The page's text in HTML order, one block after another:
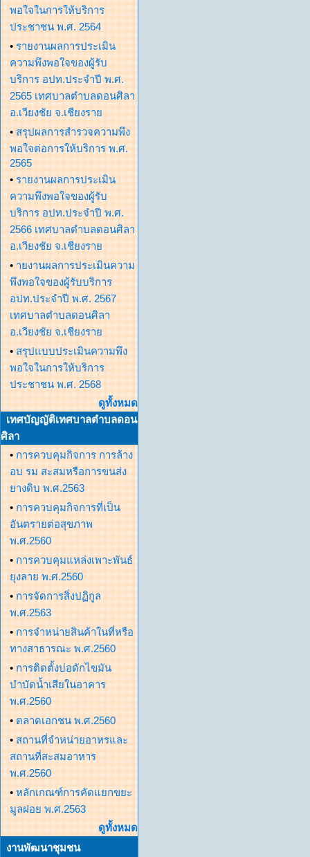
พอใจในการให้บริการ
ประชาชน พ.ศ. 2564
• รายงานผลการประเมิน
ความพึงพอใจของผู้รับ
บริการ อปท.ประจำปี พ.ศ.
2565 เทศบาลตำบลดอนศิลา
อ.เวียงชัย จ.เชียงราย
• สรุปผลการสำรวจความพึง
พอใจต่อการให้บริการ พ.ศ.
2565
• รายงานผลการประเมิน
ความพึงพอใจของผู้รับ
บริการ อปท.ประจำปี พ.ศ.
2566 เทศบาลตำบลดอนศิลา
อ.เวียงชัย จ.เชียงราย
• ายงานผลการประเมินความ
พึงพอใจของผู้รับบริการ
อปท.ประจำปี พ.ศ. 2567
เทศบาลตำบลดอนศิลา
อ.เวียงชัย จ.เชียงราย
• สรุปแบบประเมินความพึง
พอใจในการให้บริการ
ประชาชน พ.ศ. 2568
ดูทั้งหมด
เทศบัญญัติเทศบาลตำบลดอน
ศิลา
• การควบคุมกิจการ การล้าง
อบ รม สะสมหรือการขนส่ง
ยางดิบ พ.ศ.2563
• การควบคุมกิจการที่เป็น
อันตรายต่อสุขภาพ
พ.ศ.2560
• การควบคุมแหล่งเพาะพันธ์
ยุงลาย พ.ศ.2560
• การจัดการสิ่งปฏิกูล
พ.ศ.2563
• การจำหน่ายสินค้าในที่หรือ
ทางสาธารณะ พ.ศ.2560
• การติดตั้งบ่อดักไขมัน
บำบัดน้ำเสียในอาคาร
พ.ศ.2560
• ตลาดเอกชน พ.ศ.2560
• สถานที่จำหน่ายอาหรและ
สถานที่สะสมอาหาร
พ.ศ.2560
• หลักเกณฑ์การคัดแยกขยะ
มูลฝอย พ.ศ.2563
ดูทั้งหมด
งานพัฒนาชุมชน